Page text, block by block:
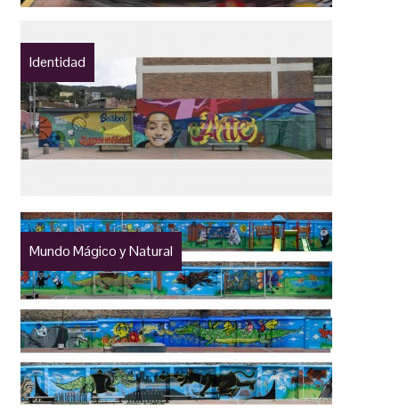
Identidad
Mundo Mágico y Natural